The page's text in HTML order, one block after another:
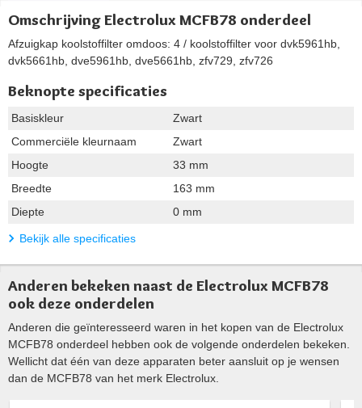
Omschrijving Electrolux MCFB78 onderdeel
Afzuigkap koolstoffilter omdoos: 4 / koolstoffilter voor dvk5961hb,
dvk5661hb, dve5961hb, dve5661hb, zfv729, zfv726
Beknopte specificaties
Basiskleur
Zwart
Commerciële kleurnaam
Zwart
Hoogte
33 mm
Breedte
163 mm
Diepte
0 mm
Bekijk alle specificaties
Anderen bekeken naast de Electrolux MCFB78
ook deze onderdelen
Anderen die geïnteresseerd waren in het kopen van de Electrolux
MCFB78 onderdeel hebben ook de volgende onderdelen bekeken.
Wellicht dat één van deze apparaten beter aansluit op je wensen
dan de MCFB78 van het merk Electrolux.